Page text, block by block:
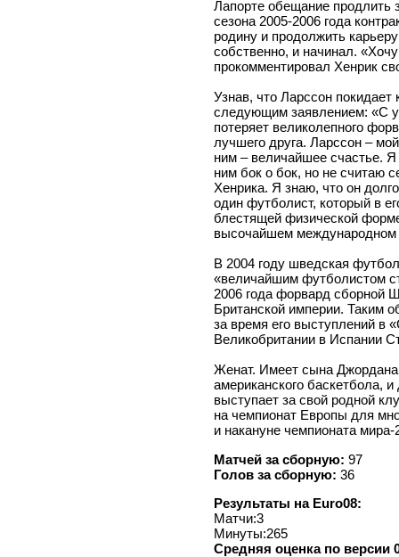
Лапорте обещание продлить
сезона 2005-2006 года
родину и продолжить
собственно, и начинал.
прокомментировал Хенрик
Узнав, что Ларссон
следующим заявлением: «С
потеряет великолепного
лучшего друга. Ларссон –
ним – величайшее счастье.
ним бок о бок, но не считаю
Хенрика. Я знаю, что он
один футболист, который в
блестящей физической
высочайшем международном
В 2004 году шведская
«величайшим футболистом
2006 года форвард сборной
Британской империи. Таким
за время его выступлений в
Великобритании в Испании
Женат. Имеет сына
американского баскетбола,
выступает за свой родной
на чемпионат Европы для
и накануне чемпионата мира-
Матчей за сборную: 97
Голов за сборную: 36
Результаты на Euro08:
Матчи:3
Минуты:265
Средняя оценка по версии